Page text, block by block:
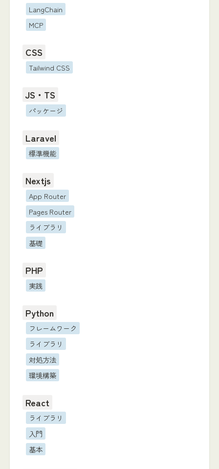
LangChain
MCP
CSS
Tailwind CSS
JS・TS
パッケージ
Laravel
標準機能
Nextjs
App Router
Pages Router
ライブラリ
基礎
PHP
実践
Python
フレームワーク
ライブラリ
対処方法
環境構築
React
ライブラリ
入門
基本